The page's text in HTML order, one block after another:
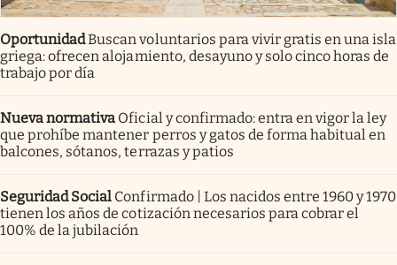
OportunidadBuscan voluntarios para vivir gratis en una isla
griega: ofrecen alojamiento, desayuno y solo cinco horas de
trabajo por día
Nueva normativa Oficial y confirmado: entra en vigor la ley
que prohíbe mantener perros y gatos de forma habitual en
balcones, sótanos, terrazas y patios
Seguridad Social Confirmado | Los nacidos entre 1960 y 1970
tienen los años de cotización necesarios para cobrar el
100% de la jubilación